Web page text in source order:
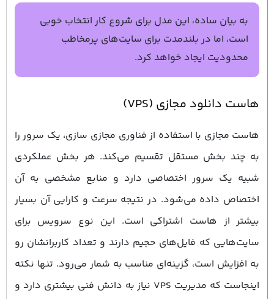
به بیان ساده، این مدل برای شروع کار انتخاب خوبی
است، اما در بلندمدت برای سایت‌های پرمخاطب
محدودیت ایجاد خواهد کرد.
هاست دانلود مجازی (VPS)
هاست مجازی با استفاده از فناوری مجازی ‌سازی، یک سرور را
به چند بخش مستقل تقسیم می‌کند. هر بخش عملکردی
شبیه یک سرور اختصاصی دارد و منابع مشخصی به آن
اختصاص داده می‌شود. در نتیجه سرعت و کارایی آن بسیار
بیشتر از هاست اشتراکی است. این نوع سرویس برای
سایت‌هایی که فایل‌های حجیم دارند و تعداد کاربرانشان رو
به افزایش است، گزینه‌ای مناسب به شمار می‌رود. تنها نکته
اینجاست که مدیریت VPS نیاز به دانش فنی بیشتری دارد و